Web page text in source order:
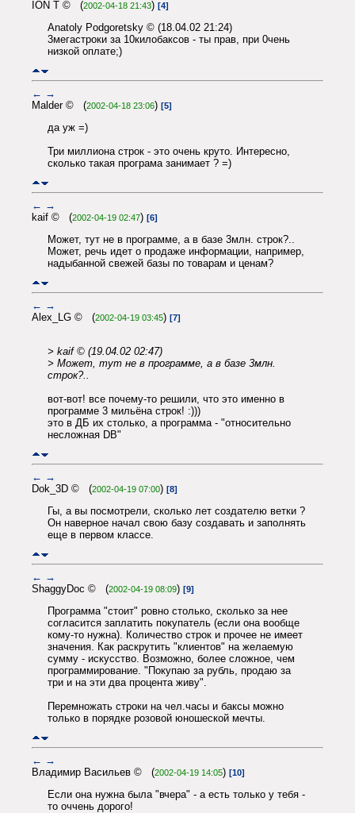
ION T © (2002-04-18 21:43) [4]
Anatoly Podgoretsky © (18.04.02 21:24)
3мегастроки за 10килобаксов - ты прав, при 0чень
низкой оплате;)
← →
Malder © (2002-04-18 23:06) [5]
да уж =)
Три миллиона строк - это очень круто. Интересно,
сколько такая програма занимает ? =)
← →
kaif © (2002-04-19 02:47) [6]
Может, тут не в программе, а в базе 3млн. строк?..
Может, речь идет о продаже информации, например,
надыбанной свежей базы по товарам и ценам?
← →
Alex_LG © (2002-04-19 03:45) [7]
> kaif © (19.04.02 02:47)
> Может, тут не в программе, а в базе 3млн.
строк?..
вот-вот! все почему-то решили, что это именно в
программе 3 мильёна строк! :)))
это в ДБ их столько, а программа - "относительно
несложная DB"
← →
Dok_3D © (2002-04-19 07:00) [8]
Гы, а вы посмотрели, сколько лет создателю ветки ?
Он наверное начал свою базу создавать и заполнять
еще в первом классе.
← →
ShaggyDoc © (2002-04-19 08:09) [9]
Программа "стоит" ровно столько, сколько за нее
согласится заплатить покупатель (если она вообще
кому-то нужна). Количество строк и прочее не имеет
значения. Как раскрутить "клиентов" на желаемую
сумму - искусство. Возможно, более сложное, чем
программирование. "Покупаю за рубль, продаю за
три и на эти два процента живу".
Перемножать строки на чел.часы и баксы можно
только в порядке розовой юношеской мечты.
← →
Владимир Васильев © (2002-04-19 14:05) [10]
Если она нужна была "вчера" - а есть только у тебя -
то оччень дорого!